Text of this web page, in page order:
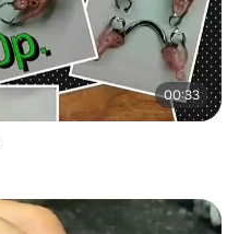
00:33